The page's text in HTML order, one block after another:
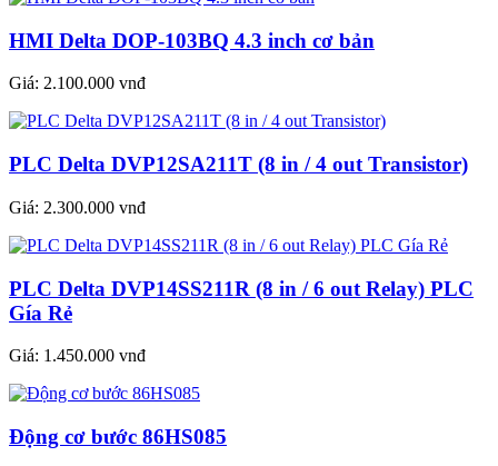
HMI Delta DOP-103BQ 4.3 inch cơ bản
Giá: 2.100.000 vnđ
PLC Delta DVP12SA211T (8 in / 4 out Transistor)
Giá: 2.300.000 vnđ
PLC Delta DVP14SS211R (8 in / 6 out Relay) PLC
Gía Rẻ
Giá: 1.450.000 vnđ
Động cơ bước 86HS085